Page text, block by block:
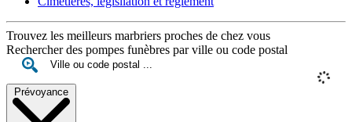
Trouvez les meilleurs marbriers proches de chez vous
Rechercher des pompes funèbres par ville ou code postal
Prévoyance